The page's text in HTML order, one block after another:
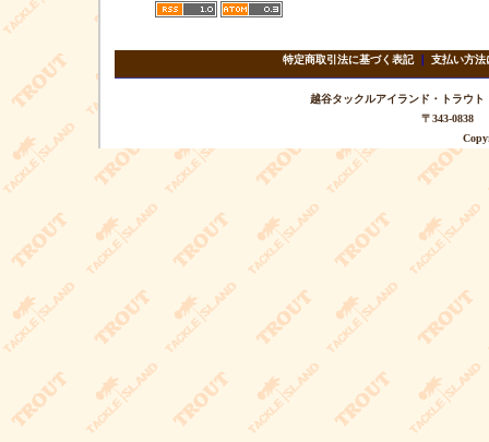
特定商取引法に基づく表記｜ 支払い方法
越谷タックルアイランド・トラ
〒343-0838